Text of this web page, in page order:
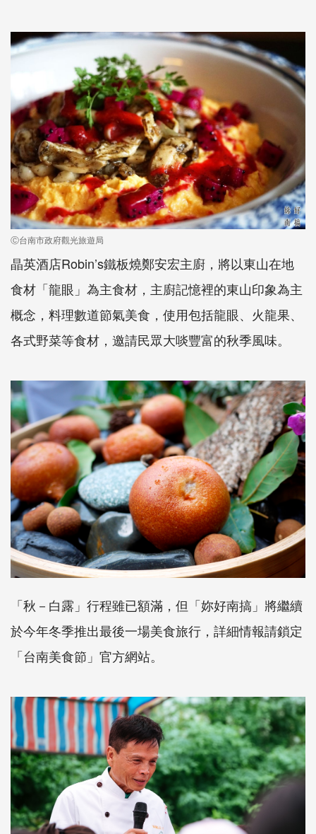
Ⓒ台南市政府觀光旅遊局
晶英酒店Robin’s鐵板燒鄭安宏主廚，將以東山在地
食材「龍眼」為主食材，主廚記憶裡的東山印象為主
概念，料理數道節氣美食，使用包括龍眼、火龍果、
各式野菜等食材，邀請民眾大啖豐富的秋季風味。
「秋－白露」行程雖已額滿，但「妳好南搞」將繼續
於今年冬季推出最後一場美食旅行，詳細情報請鎖定
「台南美食節」官方網站。